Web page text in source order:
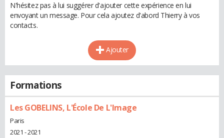
N'hésitez pas à lui suggérer d'ajouter cette expérience en lui
envoyant un message. Pour cela ajoutez d'abord Thierry à vos
contacts.
Ajouter
Formations
Les GOBELINS, L'École De L'Image
Paris
2021 - 2021